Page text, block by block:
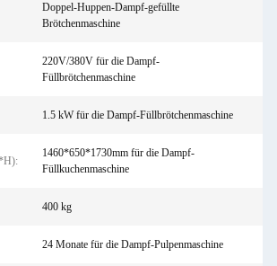
Doppel-Huppen-Dampf-gefüllte
Brötchenmaschine
220V/380V für die Dampf-
Füllbrötchenmaschine
1.5 kW für die Dampf-Füllbrötchenmaschine
1460*650*1730mm für die Dampf-
Füllkuchenmaschine
400 kg
24 Monate für die Dampf-Pulpenmaschine